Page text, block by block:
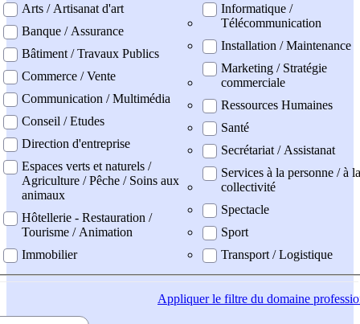
Arts / Artisanat d'art
Banque / Assurance
Bâtiment / Travaux Publics
Commerce / Vente
Communication / Multimédia
Conseil / Etudes
Direction d'entreprise
Espaces verts et naturels /
Agriculture / Pêche / Soins aux
animaux
Hôtellerie - Restauration /
Tourisme / Animation
Immobilier
Informatique /
Télécommunication
Installation / Maintenance
Marketing / Stratégie
commerciale
Ressources Humaines
Santé
Secrétariat / Assistanat
Services à la personne / à la
collectivité
Spectacle
Sport
Transport / Logistique
Appliquerle filtre du domaine